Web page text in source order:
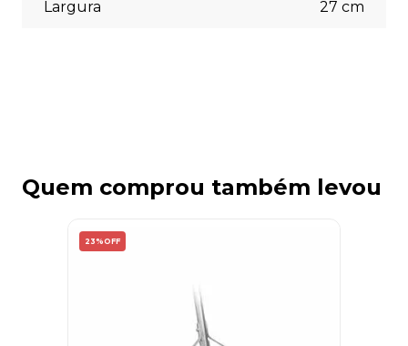
Largura 27 cm
Quem comprou também levou
23% OFF